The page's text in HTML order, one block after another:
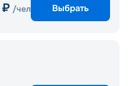
₽ /чел Выбрать